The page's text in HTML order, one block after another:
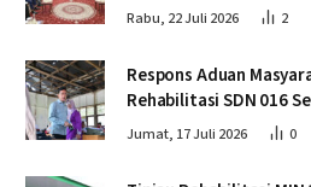
Rabu, 22 Juli 2026 2
Respons Aduan
Rehabilitasi SDN 016
Jumat, 17 Juli 2026 0